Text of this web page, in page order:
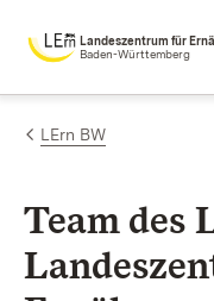
Zum Inhalt
Landeszentrum für
Baden-Württemberg
LErn BW
Team des